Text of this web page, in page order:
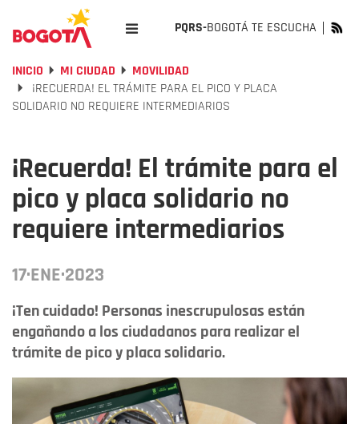
PQRS-BOGOTÁ TE ESCUCHA
INICIO MI CIUDAD
MOVILIDAD
¡RECUERDA! EL TRÁMITE PARA EL PICO Y PLACA
SOLIDARIO NO REQUIERE INTERMEDIARIOS
¡Recuerda! El trámite para el
pico y placa solidario no
requiere intermediarios
17·ENE·2023
¡Ten cuidado! Personas inescrupulosas están
engañando a los ciudadanos para realizar el
trámite de pico y placa solidario.